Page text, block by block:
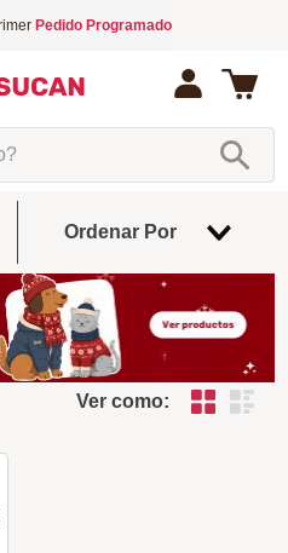
Pedido Programado
Ordenar Por
De
Ver como: